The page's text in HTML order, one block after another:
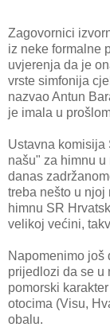
Zagovornici
iz neke formalne
uvjerenja da je
vrste simfonija
nazvao Antun
je imala u
Ustavna komisija
našu" za himnu
danas
treba nešto u njoj
himnu SR
velikoj većini,
Napomenimo još
prijedlozi da se u
pomorski
otocima (Visu,
obalu.